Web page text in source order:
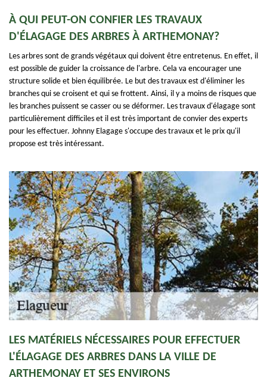
À QUI PEUT-ON CONFIER LES TRAVAUX
D'ÉLAGAGE DES ARBRES À ARTHEMONAY?
Les arbres sont de grands végétaux qui doivent être entretenus. En effet, il
est possible de guider la croissance de l'arbre. Cela va encourager une
structure solide et bien équilibrée. Le but des travaux est d'éliminer les
branches qui se croisent et qui se frottent. Ainsi, il y a moins de risques que
les branches puissent se casser ou se déformer. Les travaux d'élagage sont
particulièrement difficiles et il est très important de convier des experts
pour les effectuer. Johnny Elagage s'occupe des travaux et le prix qu'il
propose est très intéressant.
LES MATÉRIELS NÉCESSAIRES POUR EFFECTUER
L'ÉLAGAGE DES ARBRES DANS LA VILLE DE
ARTHEMONAY ET SES ENVIRONS